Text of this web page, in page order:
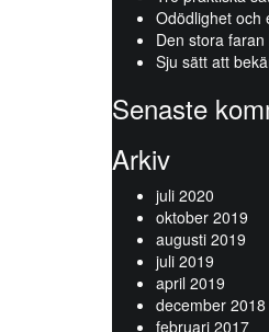
Odödlighet och
Den stora
Sju sätt att
Senaste
Arkiv
juli 2020
oktober 2019
augusti 2019
juli 2019
april 2019
december 2018
februari 2017